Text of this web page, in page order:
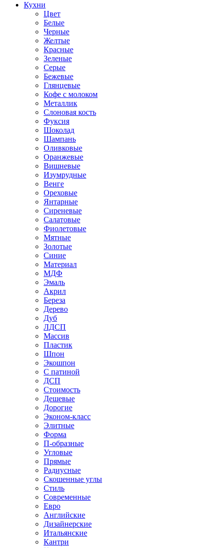
Кухни
Цвет
Белые
Черные
Желтые
Красные
Зеленые
Серые
Бежевые
Глянцевые
Кофе с молоком
Металлик
Слоновая кость
Фуксия
Шоколад
Шампань
Оливковые
Оранжевые
Вишневые
Изумрудные
Венге
Ореховые
Янтарные
Сиреневые
Салатовые
Фиолетовые
Мятные
Золотые
Синие
Материал
МДФ
Эмаль
Акрил
Береза
Дерево
Дуб
ЛДСП
Массив
Пластик
Шпон
Экошпон
С патиной
ДСП
Стоимость
Дешевые
Дорогие
Эконом-класс
Элитные
Форма
П-образные
Угловые
Прямые
Радиусные
Скошенные углы
Стиль
Современные
Евро
Английские
Дизайнерские
Итальянские
Кантри